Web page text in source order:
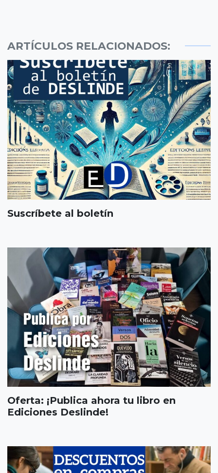
ARTÍCULOS RELACIONADOS:
Suscríbete al boletín
Oferta: ¡Publica ahora tu libro en
Ediciones Deslinde!